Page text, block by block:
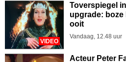
VIDEO
Toverspiegel
upgrade:
ooit
Vandaag, 12.48 uur
Acteur Peter